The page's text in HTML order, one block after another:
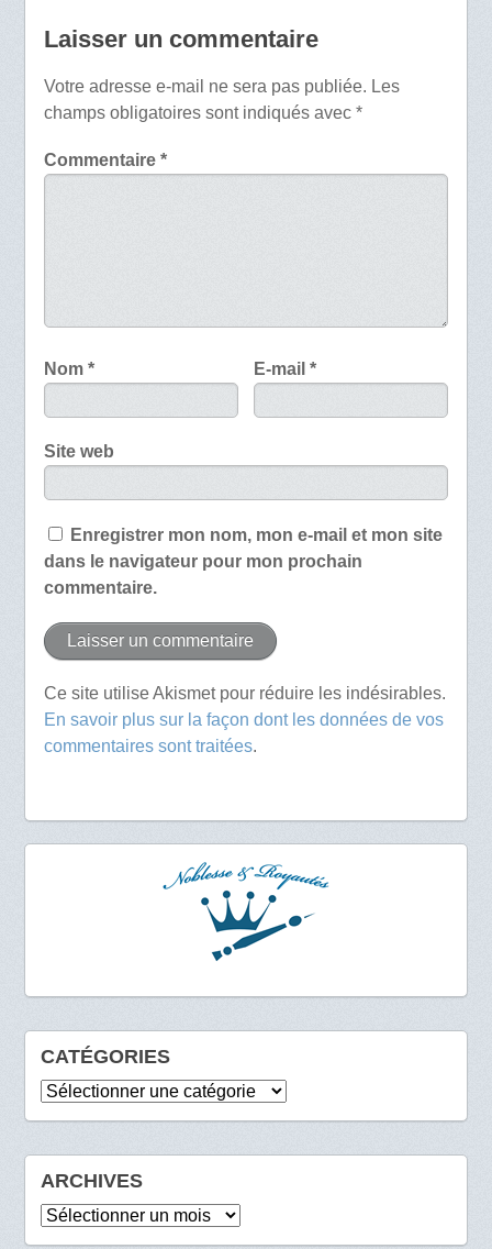
Laisser un commentaire
Votre adresse e-mail ne sera pas publiée. Les
champs obligatoires sont indiqués avec *
Commentaire *
Nom * E-mail*
Site web
Enregistrer mon nom, mon e-mail et mon site
dans le navigateur pour mon prochain
commentaire.
Ce site utilise Akismet pour réduire les indésirables.
En savoir plus sur la façon dont les données de vos
commentaires sont traitées.
CATÉGORIES
Catégories
ARCHIVES
Archives